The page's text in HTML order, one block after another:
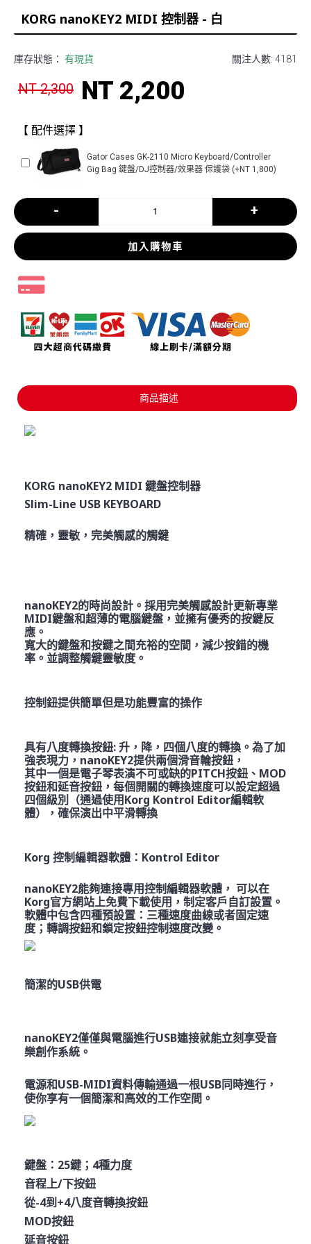
KORG nanoKEY2 MIDI 控制器 - 白
關注人數: 4181
庫存狀態： 有現貨
NT 2,300 NT 2,200
【 配件選擇 】
Gator Cases GK-2110 Micro Keyboard/Controller
Gig Bag 鍵盤/DJ控制器/效果器 保護袋 (+NT 1,800)
- +
加入購物車
商品描述
KORG nanoKEY2 MIDI 鍵盤控制器
Slim-Line USB KEYBOARD
精確，靈敏，完美觸感的觸鍵
nanoKEY2的時尚設計。採用完美觸感設計更新專業
MIDI鍵盤和超薄的電腦鍵盤，並擁有優秀的按鍵反
應。
寬大的鍵盤和按鍵之間充裕的空間，減少按錯的機
率。並調整觸鍵靈敏度。
控制鈕提供簡單但是功能豐富的操作
具有八度轉換按鈕: 升，降，四個八度的轉換。為了加
強表現力，nanoKEY2提供兩個滑音輪按鈕，
其中一個是電子琴表演不可或缺的PITCH按鈕、MOD
按鈕和延音按鈕，每個開關的轉換速度可以設定超過
四個級別（通過使用Korg Kontrol Editor編輯軟
體），確保演出中平滑轉換
Korg 控制編輯器軟體：Kontrol Editor
nanoKEY2能夠連接專用控制編輯器軟體， 可以在
Korg官方網站上免費下載使用，制定客戶自訂設置。
軟體中包含四種預設置：三種速度曲線或者固定速
度；轉調按鈕和鎖定按鈕控制速度改變。
簡潔的USB供電
nanoKEY2僅僅與電腦進行USB連接就能立刻享受音
樂創作系統。
電源和USB-MIDI資料傳輸通過一根USB同時進行，
使你享有一個簡潔和高效的工作空間。
鍵盤：25鍵；4種力度
音程上/下按鈕
從-4到+4八度音轉換按鈕
MOD按鈕
延音按鈕